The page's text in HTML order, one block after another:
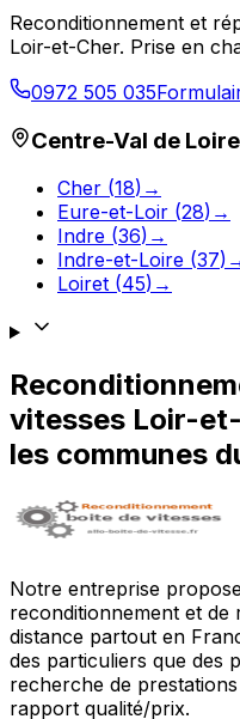
Reconditionnement et
Loir-et-Cher. Prise en
0972 505 035
Centre-Val de Loire
Cher (18) →
Eure-et-Loir (28) →
Indre (36) →
Indre-et-Loire (37)
Loiret (45) →
vitesses Loir-
les communes
Notre entreprise
reconditionnement et de
distance partout en
des particuliers que des
recherche de
rapport qualité/prix.